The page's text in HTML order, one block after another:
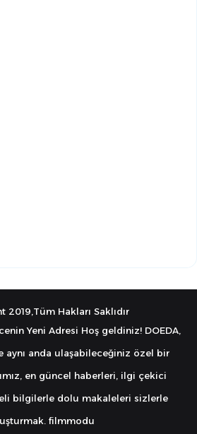
2019,Tüm Hakları Saklıdır
Yeni Adresi Hoş geldiniz! DOEDA,
aynı anda ulaşabileceğiniz özel bir
en güncel haberleri, ilgi çekici
bilgilerle dolu makaleleri sizlerle
filmmodu